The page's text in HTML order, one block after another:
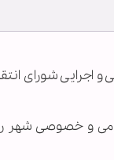
شورای
و خصوصی شهر را